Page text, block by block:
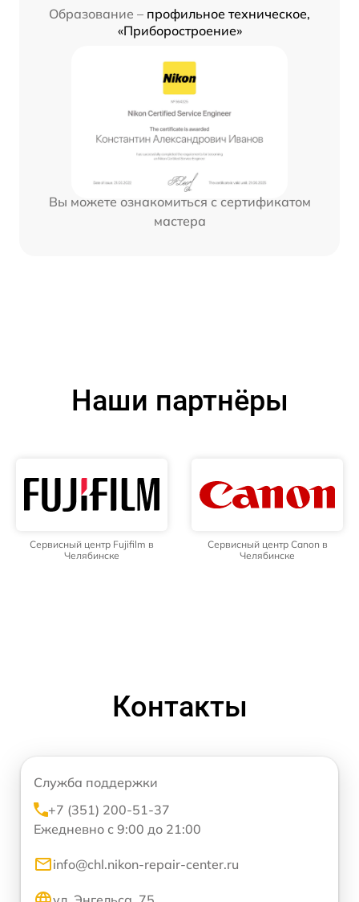
Образование – профильное техническое,
«Приборостроение»
Вы можете ознакомиться с сертификатом
мастера
Наши партнёры
Сервисный центр Fujifilm в
Челябинске
Сервисный центр Canon в
Челябинске
Контакты
Служба поддержки
+7 (351) 200-51-37
Ежедневно с 9:00 до 21:00
info@chl.nikon-repair-center.ru